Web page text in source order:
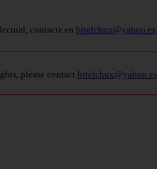
contacte en bitelchux@yahoo.es
please contact bitelchux@yahoo.es